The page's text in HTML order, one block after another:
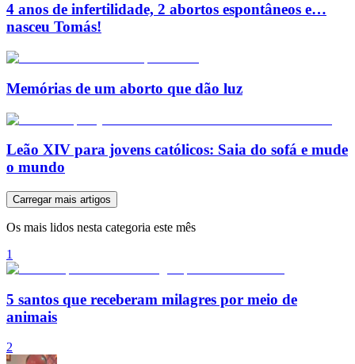
4 anos de infertilidade, 2 abortos espontâneos e…
nasceu Tomás!
Memórias de um aborto que dão luz
Leão XIV para jovens católicos: Saia do sofá e mude
o mundo
Carregar mais artigos
Os mais lidos nesta categoria este mês
1
5 santos que receberam milagres por meio de
animais
2